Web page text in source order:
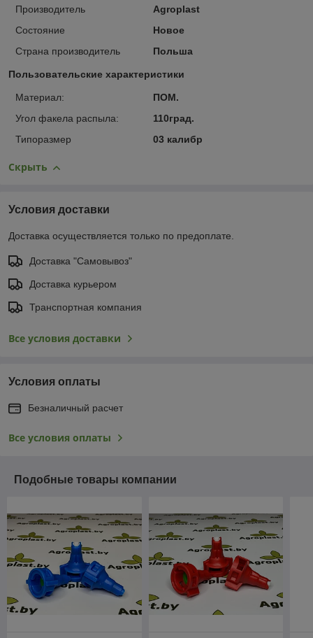
Производитель
Agroplast
Состояние
Новое
Страна производитель
Польша
Пользовательские характеристики
Материал:
ПОМ.
Угол факела распыла:
110град.
Типоразмер
03 калибр
Скрыть
Условия доставки
Доставка осуществляется только по предоплате.
Доставка "Самовывоз"
Доставка курьером
Транспортная компания
Все условия доставки
Условия оплаты
Безналичный расчет
Все условия оплаты
Подобные товары компании